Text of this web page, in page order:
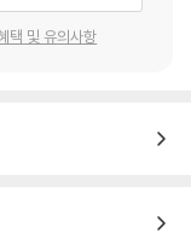
한정되어 있고, 택배
므로 신중한 구매 선
않도록 완충 포장을 부
택 및 유의사항